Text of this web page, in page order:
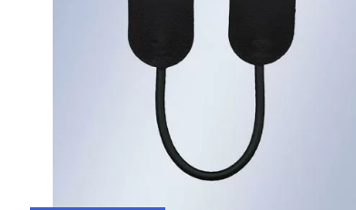
Товары для красоты и здоровья
Товары для врачей и мед.учреждений
Уникальные и полезные товары